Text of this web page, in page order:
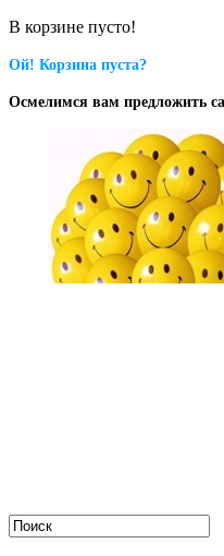
В корзине пусто!
Ой! Корзина пуста?
Осмелимся вам предложить